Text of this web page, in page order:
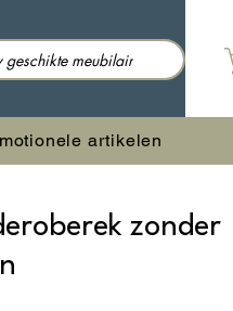
artikelen
zonder